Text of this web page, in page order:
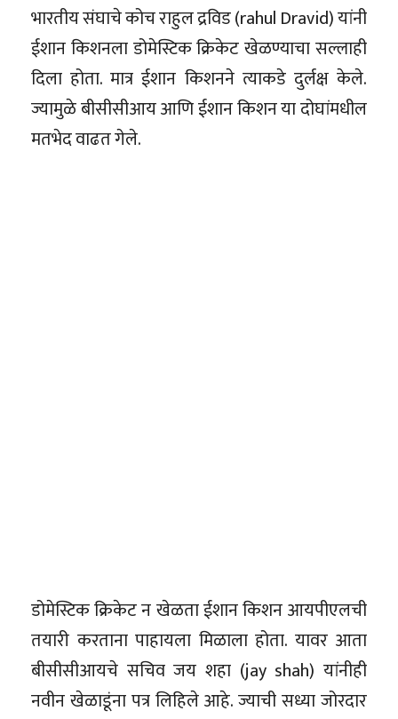
भारतीय संघाचे कोच राहुल द्रविड (rahul Dravid) यांनी
ईशान किशनला डोमेस्टिक क्रिकेट खेळण्याचा सल्लाही
दिला होता. मात्र ईशान किशनने त्याकडे दुर्लक्ष केले.
ज्यामुळे बीसीसीआय आणि ईशान किशन या दोघांमधील
मतभेद वाढत गेले.
डोमेस्टिक क्रिकेट न खेळता ईशान किशन आयपीएलची
तयारी करताना पाहायला मिळाला होता. यावर आता
बीसीसीआयचे सचिव जय शहा (jay shah) यांनीही
नवीन खेळाडूंना पत्र लिहिले आहे. ज्याची सध्या जोरदार